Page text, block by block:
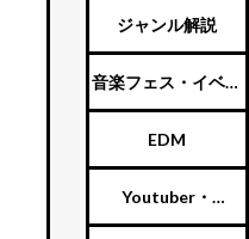
ジャンル解説
音楽フェス・イベン
ト
EDM
Youtuber・